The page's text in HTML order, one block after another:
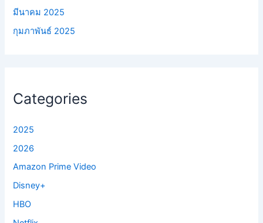
มีนาคม 2025
กุมภาพันธ์ 2025
Categories
2025
2026
Amazon Prime Video
Disney+
HBO